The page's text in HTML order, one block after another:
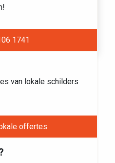
1741
van lokale schilders
offertes